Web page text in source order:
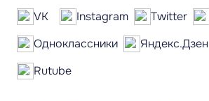
VK Instagram Twitter
Одноклассники
Яндекс.Дзен
Rutube